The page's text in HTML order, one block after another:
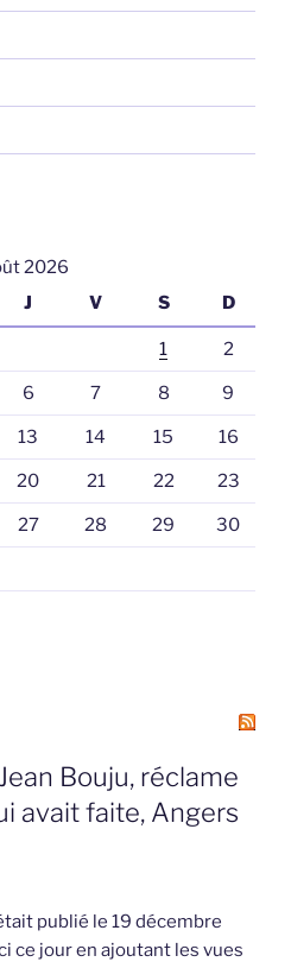
2026
J V S D
1 2
6 7 8 9
13 14 15 16
20 21 22 23
27 28 29 30
Bouju, réclame
avait faite, Angers
publié le 19 décembre
ce jour en ajoutant les vues